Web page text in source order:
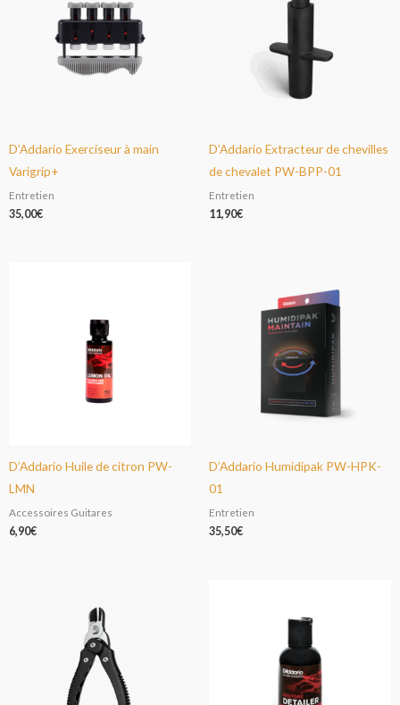
D’Addario Exerciseur à main
Varigrip+
Entretien
35,00€
D’Addario Extracteur de chevilles
de chevalet PW-BPP-01
Entretien
11,90€
D’Addario Huile de citron PW-
LMN
Accessoires Guitares
6,90€
D’Addario Humidipak PW-HPK-
01
Entretien
35,50€